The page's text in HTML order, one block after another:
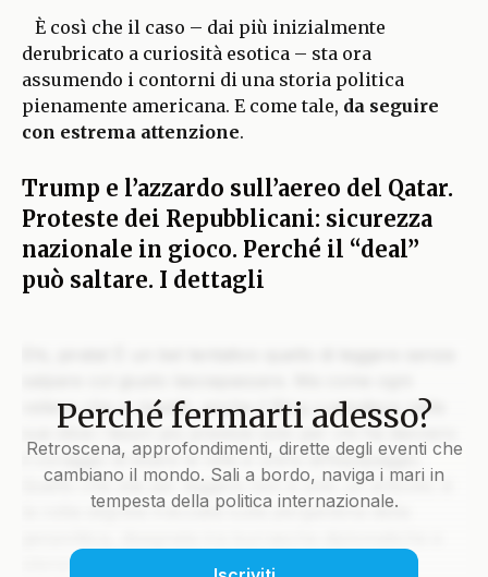
È così che il caso – dai più inizialmente
derubricato a curiosità esotica – sta ora
assumendo i contorni di una storia politica
pienamente americana. E come tale, da seguire
con estrema attenzione.
Trump e l’azzardo sull’aereo del Qatar.
Proteste dei Repubblicani: sicurezza
nazionale in gioco. Perché il “deal”
può saltare. I dettagli
veliero che si rispetti, anche il Blog custodisce nelle
sue stive i tesori più preziosi solo per chi ha davvero
il coraggio di issare le vele e unirsi all’equipaggio.
Quello che stai per leggere non è solo un articolo: è
la rotta segreta tracciata sulla pergamena della
silenzi che parlano più di mille colpi di cannone.
Perché fermarti adesso?
Retroscena, approfondimenti, dirette degli eventi che
cambiano il mondo. Sali a bordo, naviga i mari in
tempesta della politica internazionale.